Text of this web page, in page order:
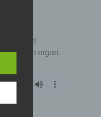
the
church organ.